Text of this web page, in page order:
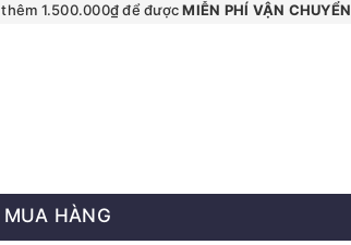
thêm 1.500.000₫ để đượcMIỄN PHÍ VẬN CHUYỂN
HÀNG